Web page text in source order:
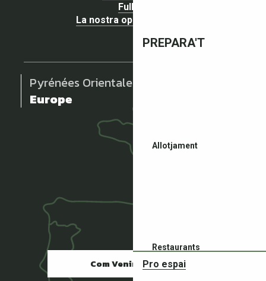
PREPARA'T
Allotjament
Restaurants
Pro espai
Fullets
La nostra opinió importa !
Pyrénées Orientales
Europe
Com Venir ?